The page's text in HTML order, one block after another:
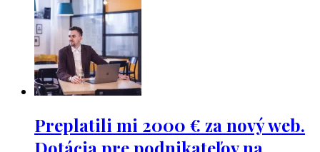
Preplatili mi 2000 € za nový web.